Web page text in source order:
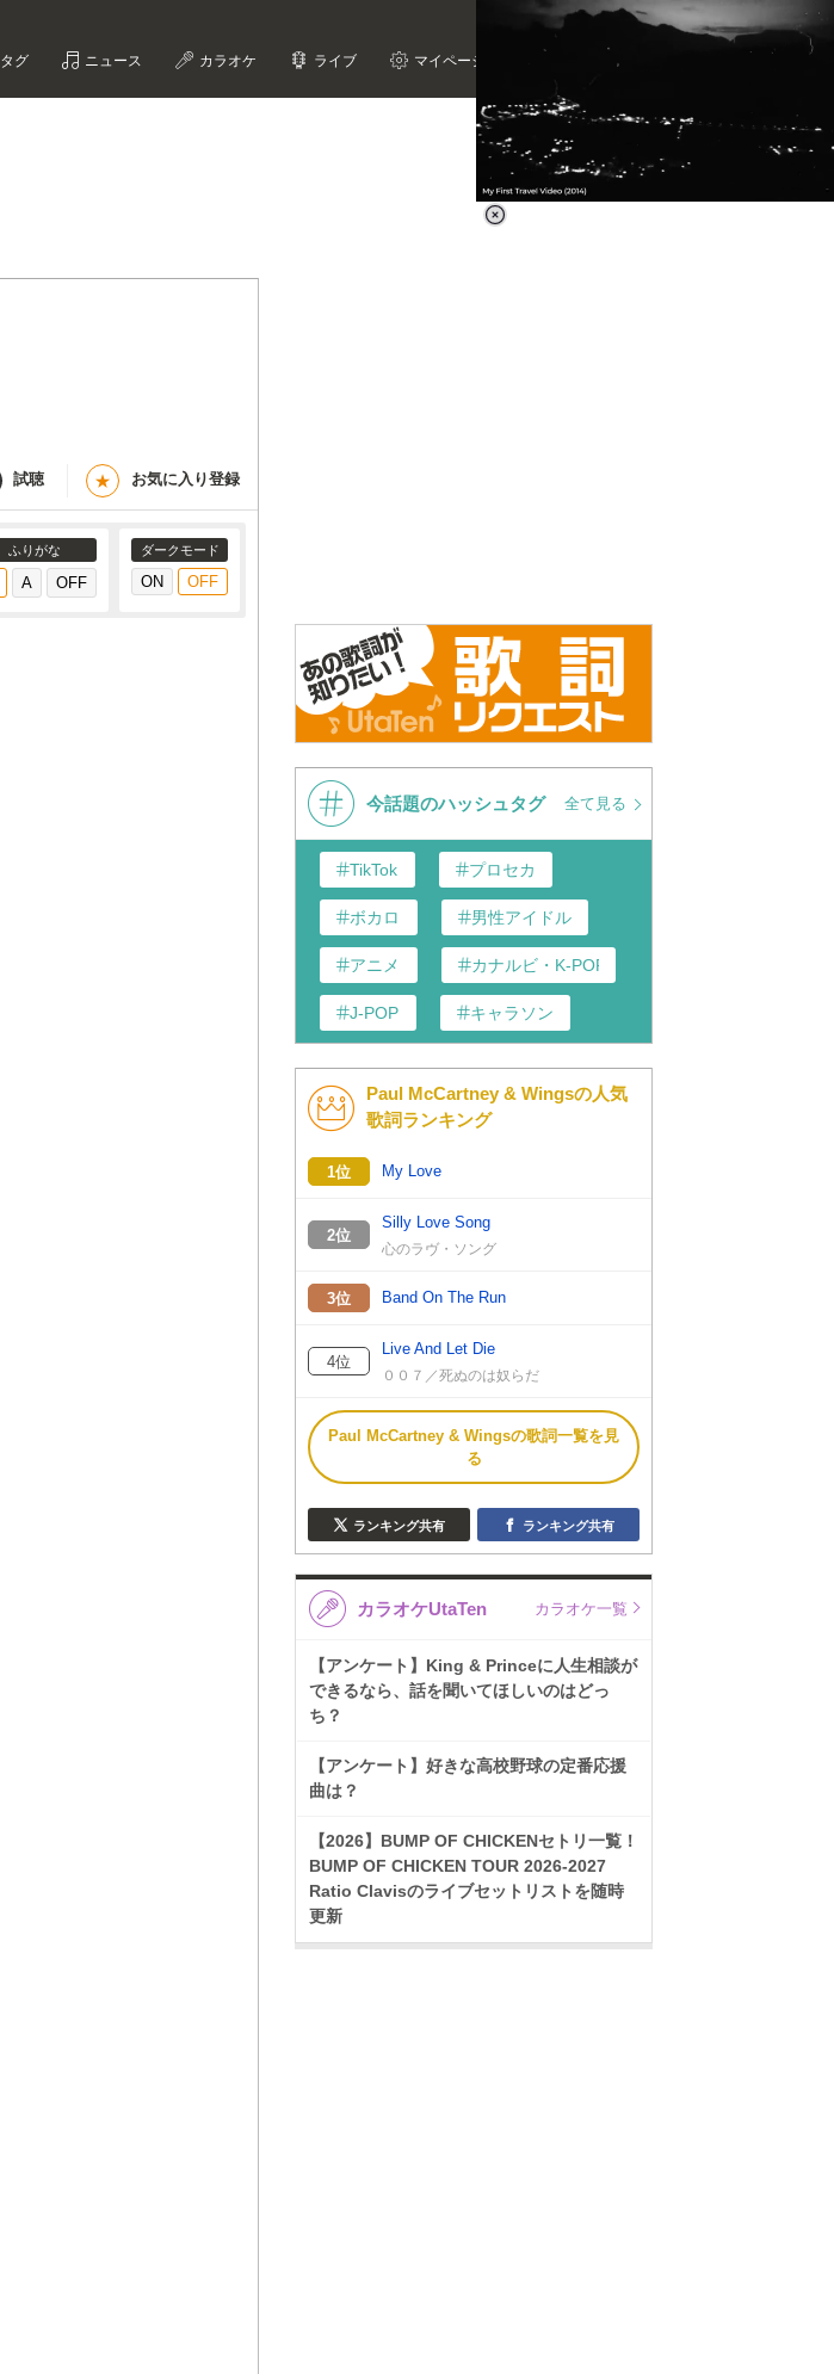
タグ ニュース カラオケ ライブ マイページ
試聴 ★ お気に入り登録
ふりがな ダークモード
Loaded:
今話題のハッシュタグ 全て見る
TikTok プロセカ
ボカロ 男性アイドル
アニメ カナルビ・K-POP和訳
J-POP キャラソン
K-POP バンド
演歌・歌謡
Paul McCartney & Wingsの人気
歌詞ランキング
1位 My Love
2位
Silly Love Song
心のラヴ・ソング
3位 Band On The Run
4位
Live And Let Die
００７／死ぬのは奴らだ
Paul McCartney & Wingsの歌詞一覧を見
る
ランキング共有 ランキング共有
カラオケUtaTen カラオケ一覧
【アンケート】King & Princeに人生相談が
できるなら、話を聞いてほしいのはどっ
ち？
【アンケート】好きな高校野球の定番応援
曲は？
【2026】BUMP OF CHICKENセトリ一覧！
BUMP OF CHICKEN TOUR 2026-2027
Ratio Clavisのライブセットリストを随時
更新